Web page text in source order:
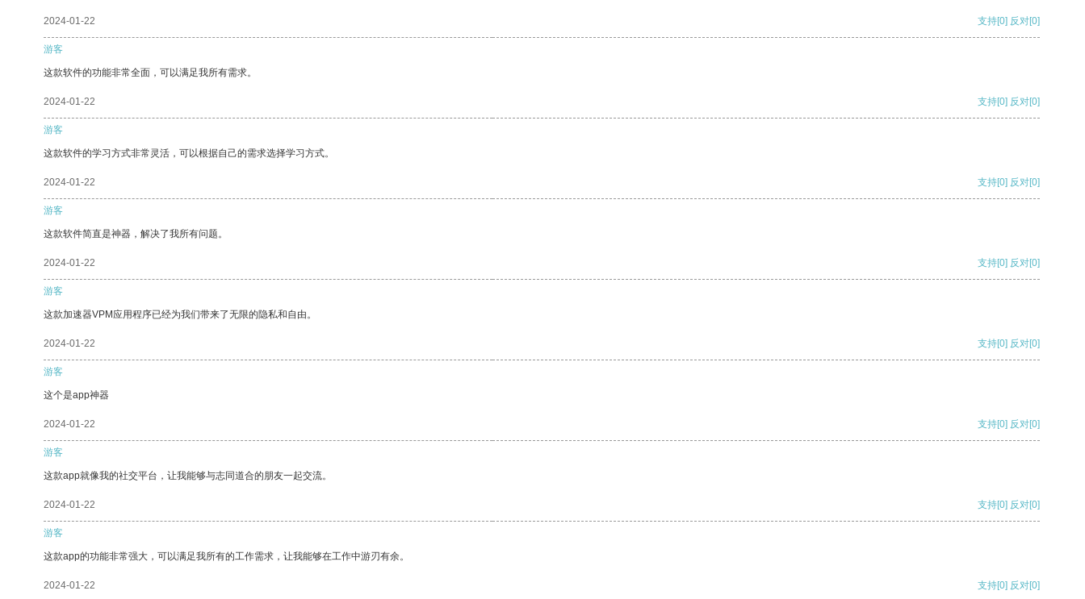
2024-01-22 支持[0] 反对[0]
游客
这款软件的功能非常全面，可以满足我所有需求。
2024-01-22 支持[0] 反对[0]
游客
这款软件的学习方式非常灵活，可以根据自己的需求选择学习方式。
2024-01-22 支持[0] 反对[0]
游客
这款软件简直是神器，解决了我所有问题。
2024-01-22 支持[0] 反对[0]
游客
这款加速器VPM应用程序已经为我们带来了无限的隐私和自由。
2024-01-22 支持[0] 反对[0]
游客
这个是app神器
2024-01-22 支持[0] 反对[0]
游客
这款app就像我的社交平台，让我能够与志同道合的朋友一起交流。
2024-01-22 支持[0] 反对[0]
游客
这款app的功能非常强大，可以满足我所有的工作需求，让我能够在工作中游刃有余。
2024-01-22 支持[0] 反对[0]